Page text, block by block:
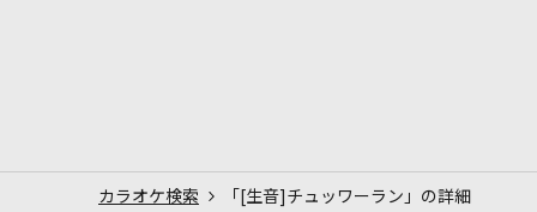
カラオケ検索 「[生音]チュッワーラン」の詳細